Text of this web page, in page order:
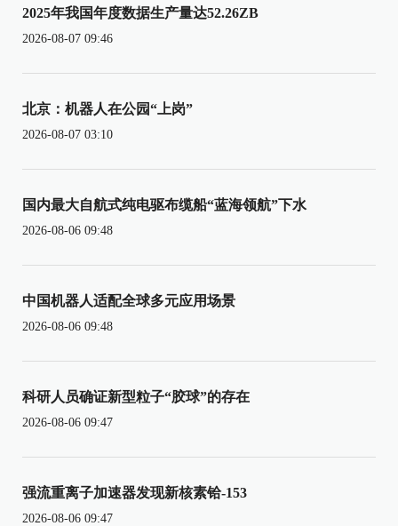
2025年我国年度数据生产量达52.26ZB
2026-08-07 09:46
北京：机器人在公园“上岗”
2026-08-07 03:10
国内最大自航式纯电驱布缆船“蓝海领航”下水
2026-08-06 09:48
中国机器人适配全球多元应用场景
2026-08-06 09:48
科研人员确证新型粒子“胶球”的存在
2026-08-06 09:47
强流重离子加速器发现新核素铪-153
2026-08-06 09:47